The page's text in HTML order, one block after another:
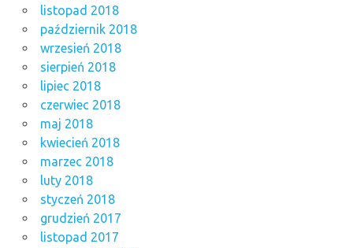
listopad 2018
październik 2018
wrzesień 2018
sierpień 2018
lipiec 2018
czerwiec 2018
maj 2018
kwiecień 2018
marzec 2018
luty 2018
styczeń 2018
grudzień 2017
listopad 2017